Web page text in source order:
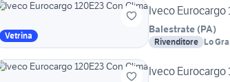
Vetrina
Iveco Eurocargo
Balestrate (PA)
Rivenditore Lo
Iveco Eurocargo